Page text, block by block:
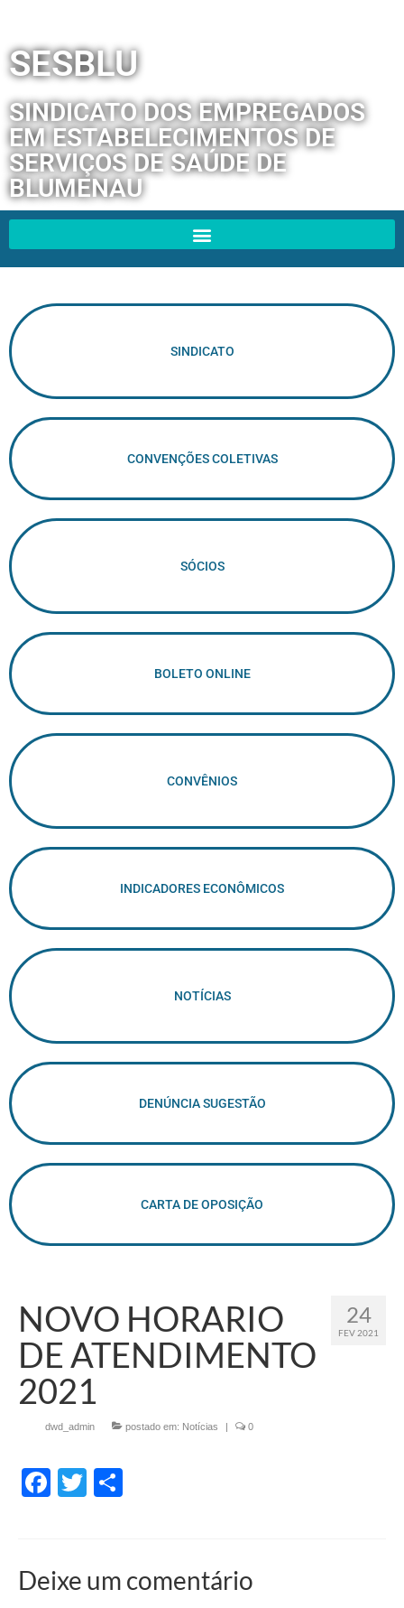
SESBLU
SINDICATO DOS EMPREGADOS
EM ESTABELECIMENTOS DE
SERVIÇOS DE SAÚDE DE
BLUMENAU
SINDICATO
CONVENÇÕES COLETIVAS
SÓCIOS
BOLETO ONLINE
CONVÊNIOS
INDICADORES ECONÔMICOS
NOTÍCIAS
DENÚNCIA SUGESTÃO
CARTA DE OPOSIÇÃO
24
FEV 2021
NOVO HORARIO
DE ATENDIMENTO
2021
dwd_admin postado em: Notícias 0
Facebook
Twitter
Deixe um comentário